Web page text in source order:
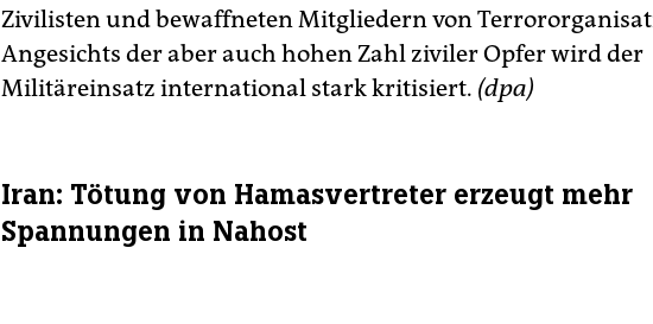
Zivilisten und bewaffneten Mitgliedern von
Angesichts der aber auch hohen Zahl ziviler Opfer wird der
Militäreinsatz international stark kritisiert. (dpa)
Iran: Tötung von Hamasvertreter erzeugt mehr
Spannungen in Nahost